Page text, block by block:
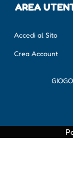
AREA
Accedi al Sito
Crea Account